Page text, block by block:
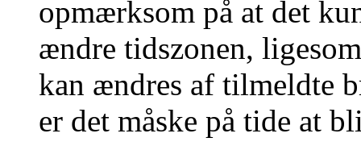
opmærksom på at det
ændre tidszonen,
kan ændres af tilmeldte
er det måske på tide at